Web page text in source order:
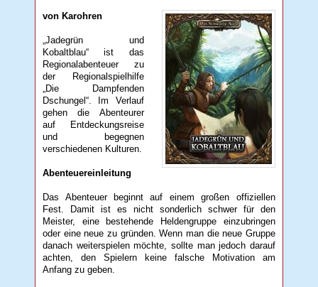
von Karohren
„Jadegrün und
Kobaltblau“ ist das
Regionalabenteuer zu
der Regionalspielhilfe
„Die Dampfenden
Dschungel“. Im Verlauf
gehen die Abenteurer
auf Entdeckungsreise
und begegnen
verschiedenen Kulturen.
Abenteuereinleitung
Das Abenteuer beginnt auf einem großen offiziellen
Fest. Damit ist es nicht sonderlich schwer für den
Meister, eine bestehende Heldengruppe einzubringen
oder eine neue zu gründen. Wenn man die neue Gruppe
danach weiterspielen möchte, sollte man jedoch darauf
achten, den Spielern keine falsche Motivation am
Anfang zu geben.